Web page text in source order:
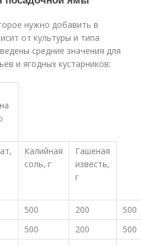
нужно добавить в
от культуры и типа
средние значения для
и ягодных кустарников:
Калийная
соль, г
Гашеная
известь,
г
500 200
500
500 200
500